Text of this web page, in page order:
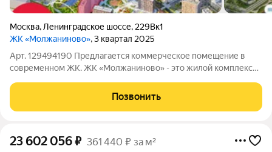
Москва, Ленинградское шоссе, 229Вк1
ЖК «Молжаниново», 3 квартал 2025
Арт. 129494190 Предлагается коммерческое помещение в
современном ЖК. ЖК «Молжаниново» - это жилой комплекс
этажности от 5 до 17 этажей. ЖК расположен на севере
Москвы в 10 км от МКАД по
Позвонить
23 602 056₽ 361 440 ₽ за м²